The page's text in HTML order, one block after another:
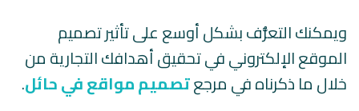
ويمكنك التعرُّف بشكل أوسع على تأثير تصميم
الموقع الإلكتروني في تحقيق أهدافك التجارية من
خلال ما ذكرناه في مرجعتصميم مواقع في حائل.